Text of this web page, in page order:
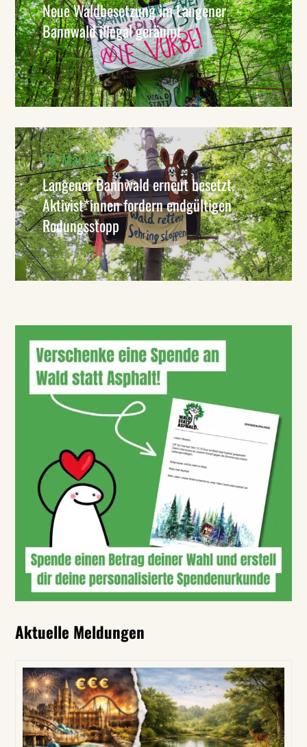
Neue Waldbesetzung im Langener
Bannwald illegal geräumt
19. Mai 2026
Langener Bannwald erneut besetzt.
Aktivist*innen fordern endgültigen
Rodungsstopp
Aktuelle Meldungen